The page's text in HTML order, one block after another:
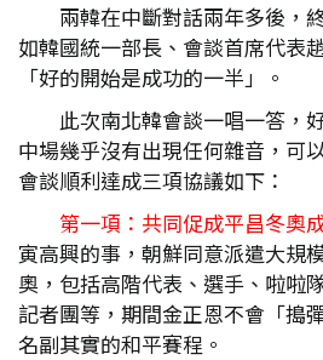
兩韓在中斷對話兩年多後，
如韓國統一部長、會談首席代表
「好的開始是成功的一半」。
此次南北韓會談一唱一答，
中場幾乎沒有出現任何雜音，可
會談順利達成三項協議如下：
第一項：共同促成平昌冬奧
寅高興的事，朝鮮同意派遣大規
奧，包括高階代表、選手、啦啦
記者團等，期間金正恩不會「搗
名副其實的和平賽程。